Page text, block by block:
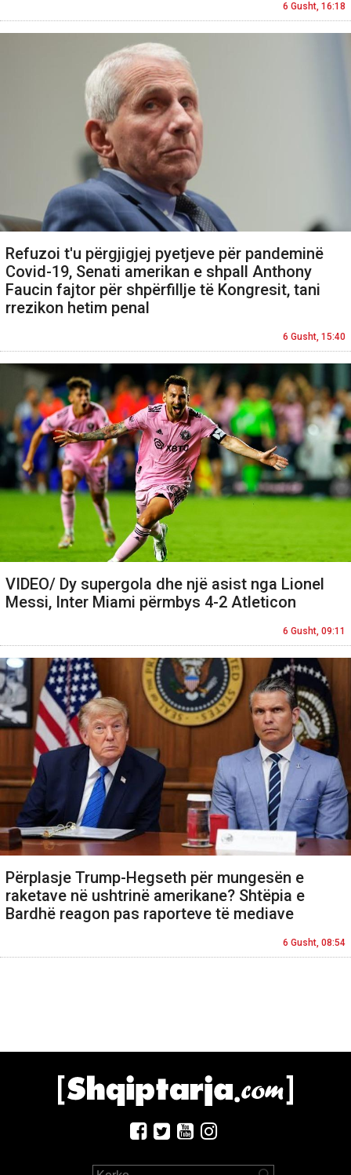
6 Gusht, 16:18
Refuzoi t'u përgjigjej pyetjeve për pandeminë
Covid-19, Senati amerikan e shpall Anthony
Faucin fajtor për shpërfillje të Kongresit, tani
rrezikon hetim penal
6 Gusht, 15:40
VIDEO/ Dy supergola dhe një asist nga Lionel
Messi, Inter Miami përmbys 4-2 Atleticon
6 Gusht, 09:11
Përplasje Trump-Hegseth për mungesën e
raketave në ushtrinë amerikane? Shtëpia e
Bardhë reagon pas raporteve të mediave
6 Gusht, 08:54